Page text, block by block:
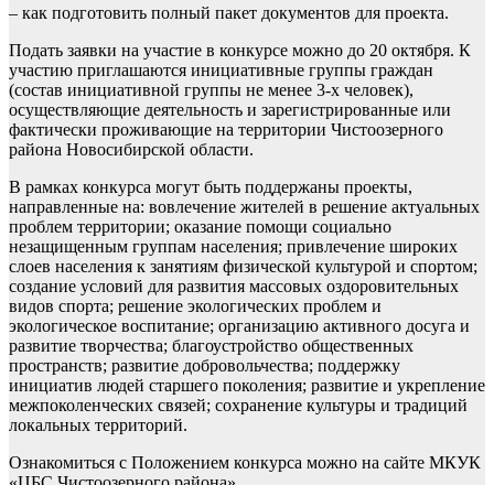
– как подготовить полный пакет документов для проекта.
Подать заявки на участие в конкурсе можно до 20 октября. К
участию приглашаются инициативные группы граждан
(состав инициативной группы не менее 3-х человек),
осуществляющие деятельность и зарегистрированные или
фактически проживающие на территории Чистоозерного
района Новосибирской области.
В рамках конкурса могут быть поддержаны проекты,
направленные на: вовлечение жителей в решение актуальных
проблем территории; оказание помощи социально
незащищенным группам населения; привлечение широких
слоев населения к занятиям физической культурой и спортом;
создание условий для развития массовых оздоровительных
видов спорта; решение экологических проблем и
экологическое воспитание; организацию активного досуга и
развитие творчества; благоустройство общественных
пространств; развитие добровольчества; поддержку
инициатив людей старшего поколения; развитие и укрепление
межпоколенческих связей; сохранение культуры и традиций
локальных территорий.
Ознакомиться с Положением конкурса можно на сайте МКУК